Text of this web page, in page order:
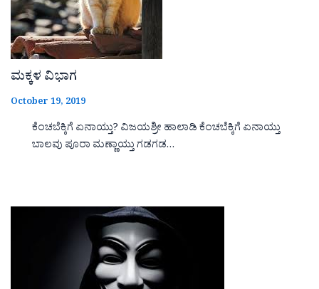
ಮಕ್ಕಳ ವಿಭಾಗ
October 19, 2019
ಕೆಂಚಬೆಕ್ಕಿಗೆ ಏನಾಯ್ತು? ವಿಜಯಶ್ರೀ ಹಾಲಾಡಿ ಕೆಂಚಬೆಕ್ಕಿಗೆ ಏನಾಯ್ತು
ಬಾಲವು ಪೂರಾ ಮಣ್ಣಾಯ್ತು ಗಡಗಡ…